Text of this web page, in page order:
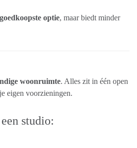
goedkoopste optie, maar biedt minder
woonruimte. Alles zit in één open
eigen voorzieningen.
studio: